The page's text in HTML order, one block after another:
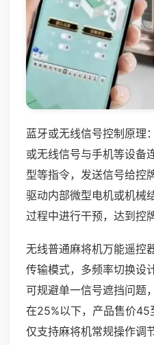
蓝牙或无线信号控制原理
或无线信号与手机等设备
型等指令，发送信号给控
驱动内部微型电机或机械
过程中进行干预，达到控
无线普通麻将机万能遥控
传输模式，多频率切换设
可规避单一信号遮挡问题
在25%以下，产品售价45
仅支持麻将机常规操作调节